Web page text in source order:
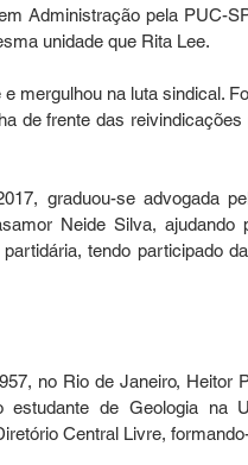
Administração pela PUC-
unidade que Rita Lee.
mergulhou na luta sindical.
de frente das
graduou-se advogada
Neide Silva,
tendo participado
no Rio de Janeiro, Heitor
estudante de Geologia na
Central Livre,